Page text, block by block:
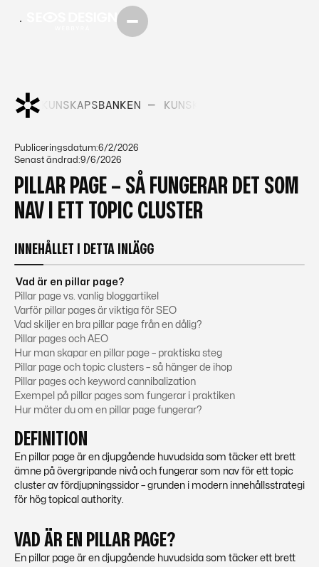
— KUNSKAPSBANKEN — KUNSKAPSBANKEN —
Publiceringsdatum:6/2/2026
Senast ändrad:9/6/2026
PILLAR PAGE – SÅ FUNGERAR DET SOM
NAV I ETT TOPIC CLUSTER
DEFINITION
En pillar page är en djupgående huvudsida som täcker ett brett
ämne på övergripande nivå och fungerar som nav för ett topic
cluster av fördjupningssidor – grunden i modern innehållsstrategi
för hög topical authority.
VAD ÄR EN PILLAR PAGE?
En pillar page är en djupgående huvudsida som täcker ett brett
INNEHÅLLET I DETTA INLÄGG
Vad är en pillar page?
Pillar page vs. vanlig bloggartikel
Varför pillar pages är viktiga för SEO
Vad skiljer en bra pillar page från en dålig?
Pillar pages och AEO
Hur man skapar en pillar page – praktiska steg
Pillar page och topic clusters – så hänger de ihop
Pillar pages och keyword cannibalization
Exempel på pillar pages som fungerar i praktiken
Hur mäter du om en pillar page fungerar?